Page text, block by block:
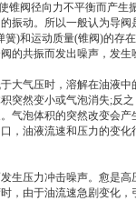
锥阀径向力不平衡而产生
振动。所以一般认为导阀
簧)和运动质量(锥阀)的存
的共振而发出噪声，发生
大气压时，溶解在油液
突然变小或气泡消失;反
气泡体积的突然改变会
，油液流速和压力的变
生压力冲击噪声。愈是
，由于油流速急剧变化